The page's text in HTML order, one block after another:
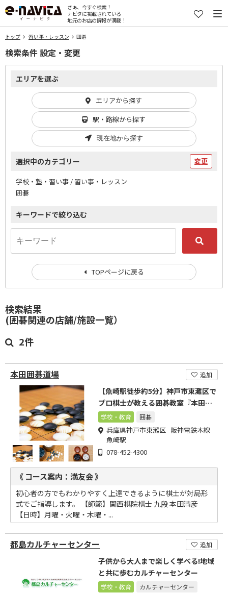
さぁ、今すぐ検索！
ナビタに掲載されている
地元のお店の情報が満載！
トップ 習い事・レッスン 囲碁
検索結果
(囲碁関連の店舗/施設一覧）
2件
本田囲碁道場 追加
【魚崎駅徒歩約5分】神戸市東灘区で
プロ棋士が教える囲碁教室『本田囲
碁道場』
学校・教育 囲碁
兵庫県神戸市東灘区 阪神電鉄本線
魚崎駅
078-452-4300
《 コース案内：満友会 》
初心者の方でもわかりやすく上達できるように棋士が対局形
式でご指導します。 【師範】関西棋院棋士 九段 本田満彦
【日時】月曜・火曜・木曜・...
都島カルチャーセンター 追加
子供から大人まで楽しく学べる!地域
と共に歩むカルチャーセンター
学校・教育 カルチャーセンター
検索条件 設定・変更
エリアを選ぶ
エリアから探す
駅・路線から探す
現在地から探す
選択中のカテゴリー 変更
学校・塾・習い事 / 習い事・レッスン
囲碁
キーワードで絞り込む
TOPページに戻る